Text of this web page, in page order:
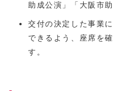
助成公演」「大阪市
交付の決定した事業
できるよう、座席を
す。